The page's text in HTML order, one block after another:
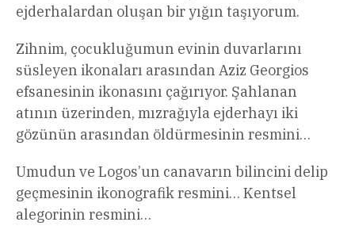
ejderhalardan oluşan bir yığın taşıyorum.
Zihnim, çocukluğumun evinin duvarlarını
süsleyen ikonaları arasından Aziz Georgios
efsanesinin ikonasını çağırıyor. Şahlanan
atının üzerinden, mızrağıyla ejderhayı iki
gözünün arasından öldürmesinin resmini…
Umudun ve Logos’un canavarın bilincini delip
geçmesinin ikonografik resmini… Kentsel
alegorinin resmini…